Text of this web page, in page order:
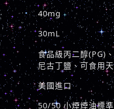
40mg
30mL
食品級丙二醇(PG)
尼古丁鹽、可食用
美國進口
50/50 小煙煙油標